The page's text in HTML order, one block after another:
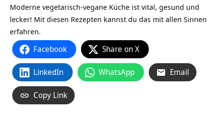
Moderne vegetarisch-vegane Küche ist vital, gesund und
lecker! Mit diesen Rezepten kannst du das mit allen Sinnen
erfahren.
Facebook Share on X
LinkedIn WhatsApp Email
Copy Link